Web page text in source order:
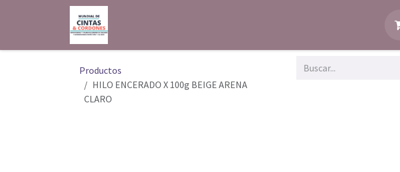
Productos
HILO ENCERADO X 100g BEIGE ARENA
CLARO